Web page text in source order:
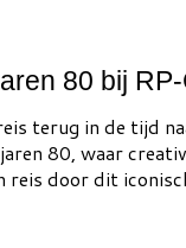
80 bij
terug in de tijd
80, waar
reis door dit